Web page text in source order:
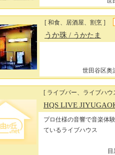
[ 和食、居酒屋、割烹 ]
うか珠 / うかたま
世田谷区奥
[ ライブバー、ライブハウ
HQS LIVE
プロ仕様の音響で音楽体
ているライブハウス